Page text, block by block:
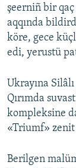
şeerniñ bir qaç
aqqında
köre, gece
edi, yerustü
Ukrayına
Qırımda
kompleksine
«Triumf»
Berilgen